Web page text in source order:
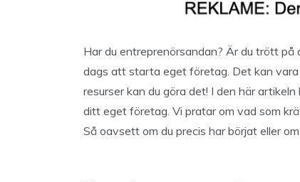
Har du entreprenörsandan? Är du trött
dags att starta eget företag. Det kan
resurser kan du göra det! I den här
ditt eget företag. Vi pratar om vad som
Så oavsett om du precis har börjat eller